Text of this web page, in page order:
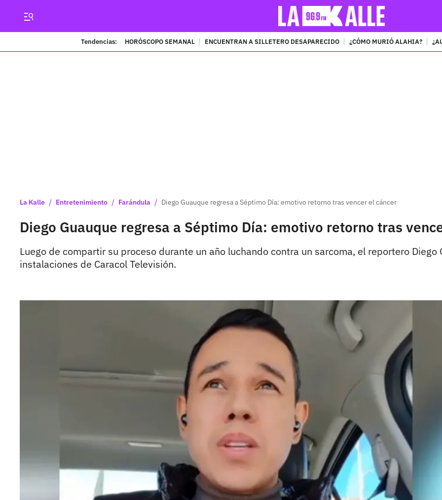
Tendencias: HORÓSCOPO SEMANAL ENCUENTRAN A SILLETERO DESAPARECIDO ¿CÓMO MURIÓ ALAHIA?
La Kalle / Entretenimiento / Farándula / Diego Guauque regresa a Séptimo Día: emotivo retorno tras vencer el cáncer
Diego Guauque regresa a Séptimo Día: emotivo retorno tras
Luego de compartir su proceso durante un año luchando contra un sarcoma, el reportero Diego
instalaciones de Caracol Televisión.